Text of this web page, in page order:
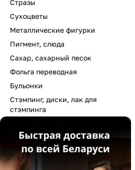
Стразы
Сухоцветы
Металлические фигурки
Пигмент, слюда
Сахар, сахарный песок
Фольга переводная
Бульонки
Стэмпинг, диски, лак для
стэмпинга